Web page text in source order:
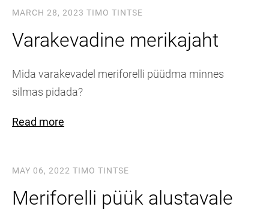
MARCH 28, 2023 TIMO TINTSE
Varakevadine merikajaht
Mida varakevadel meriforelli püüdma minnes
silmas pidada?
Read more
MAY 06, 2022 TIMO TINTSE
Meriforelli püük alustavale